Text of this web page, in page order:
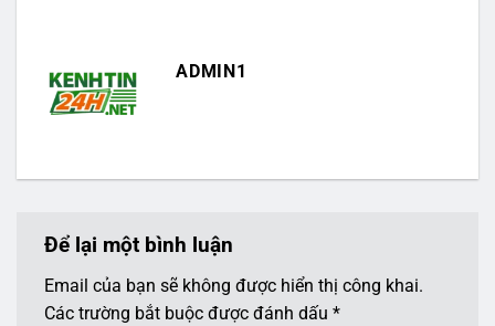
ADMIN1
Để lại một bình luận
Email của bạn sẽ không được hiển thị công khai.
Các trường bắt buộc được đánh dấu *